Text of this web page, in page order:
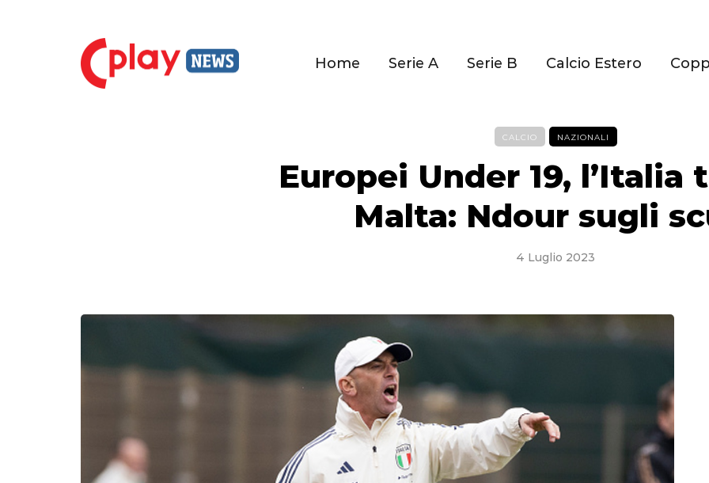
Home Serie A Serie B Calcio Estero
CALCIO NAZIONALI
Europei Under 19, l’Italia
Malta: Ndour sugli
4 Luglio 2023